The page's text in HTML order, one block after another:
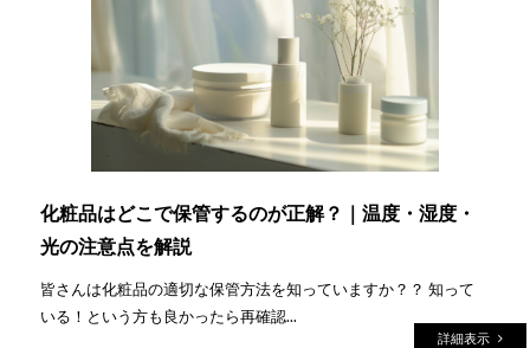
化粧品はどこで保管するのが正解？｜温度・湿度・
光の注意点を解説
皆さんは化粧品の適切な保管方法を知っていますか？？ 知って
いる！という方も良かったら再確認...
詳細表示